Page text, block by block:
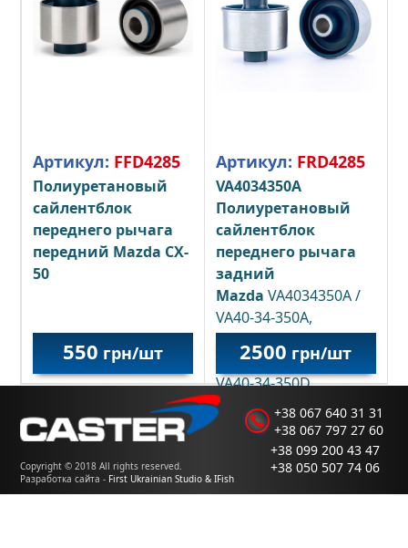
Артикул: FFD4285
Полиуретановый
сайлентблок
переднего рычага
передний Mazda CX-
50
550 грн/шт
Артикул: FRD4285
VA4034350A
Полиуретановый
сайлентблок
переднего рычага
задний
Mazda VA4034350A /
VA40-34-350A,
VA4034350C / VA40-34-
350C / VA4034350D /
VA40-34-350D
2500 грн/шт
Copyright © 2018 All rights reserved.
Разработка сайта - First Ukrainian Studio & IFish
+38 067 640 31 31
+38 067 797 27 60
+38 099 200 43 47
+38 050 507 74 06